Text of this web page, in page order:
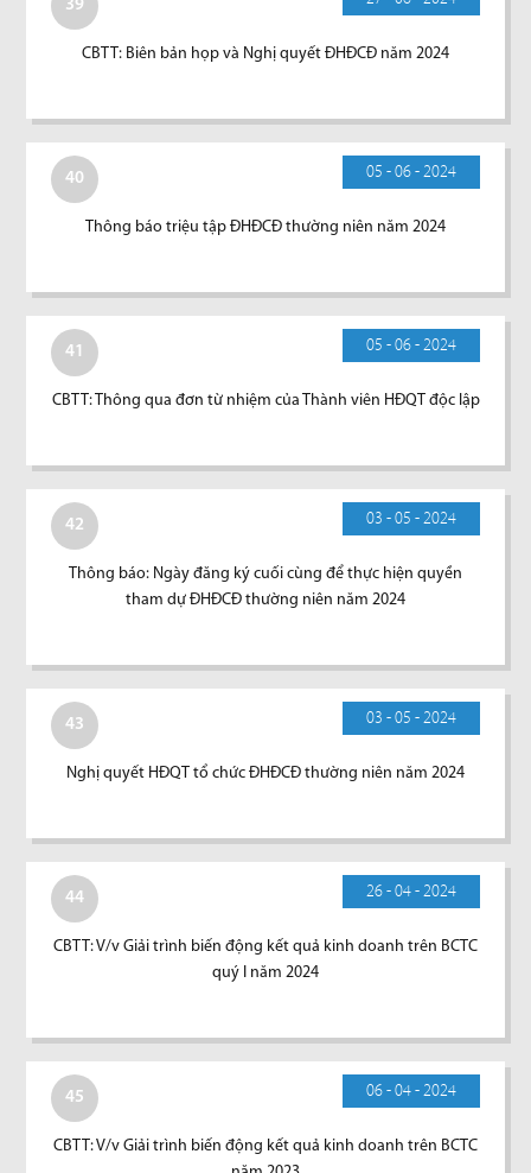
39
CBTT: Biên bản họp và Nghị quyết ĐHĐCĐ năm 2024
40 05 - 06 - 2024
Thông báo triệu tập ĐHĐCĐ thường niên năm 2024
41 05 - 06 - 2024
CBTT: Thông qua đơn từ nhiệm của Thành viên HĐQT độc lập
42 03 - 05 - 2024
Thông báo: Ngày đăng ký cuối cùng để thực hiện quyền
tham dự ĐHĐCĐ thường niên năm 2024
43 03 - 05 - 2024
Nghị quyết HĐQT tổ chức ĐHĐCĐ thường niên năm 2024
44 26 - 04 - 2024
CBTT: V/v Giải trình biến động kết quả kinh doanh trên BCTC
quý I năm 2024
45 06 - 04 - 2024
CBTT: V/v Giải trình biến động kết quả kinh doanh trên BCTC